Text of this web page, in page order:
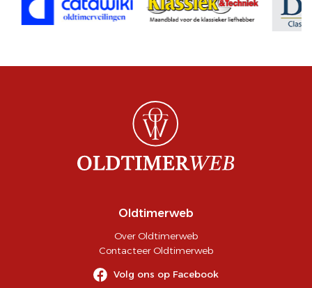
Oldtimerweb
Over Oldtimerweb
Contacteer Oldtimerweb
Volg ons op Facebook